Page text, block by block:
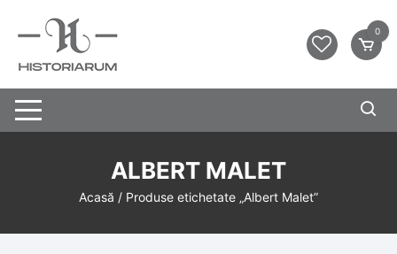
0
ALBERT MALET
Acasă / Produse etichetate „Albert Malet”